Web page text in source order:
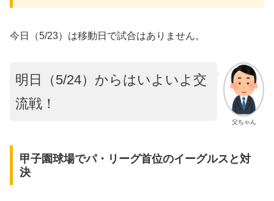
今日（5/23）は移動日で試合はありません。
父ちゃん
明日（5/24）からはいよいよ交
流戦！
甲子園球場でパ・リーグ首位のイーグルスと対
決